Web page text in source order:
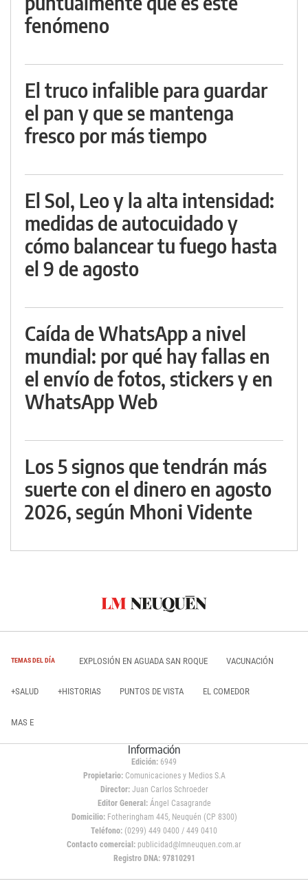
fenómeno
El truco infalible para guardar
el pan y que se mantenga
fresco por más tiempo
El Sol, Leo y la alta intensidad:
medidas de autocuidado y
cómo balancear tu fuego hasta
el 9 de agosto
Caída de WhatsApp a nivel
mundial: por qué hay fallas en
el envío de fotos, stickers y en
WhatsApp Web
Los 5 signos que tendrán más
suerte con el dinero en agosto
2026, según Mhoni Vidente
TEMAS DEL DÍA EXPLOSIÓN EN AGUADA SAN ROQUE VACUNACIÓN
+SALUD +HISTORIAS PUNTOS DE VISTA EL COMEDOR
MAS E
Información
Edición: 6949
Propietario:Comunicaciones y Medios S.A
Director: Juan Carlos Schroeder
Editor General:Ángel Casagrande
Domicilio:Fotheringham 445, Neuquén (CP 8300)
Teléfono: (0299) 449 0400 / 449 0410
Contacto comercial: publicidad@lmneuquen.com.ar
Registro DNA: 97810291